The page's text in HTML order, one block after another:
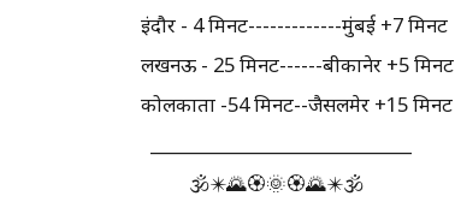
इंदौर - 4 मिनट-------------मुंबई +7 मिनट
लखनऊ - 25 मिनट------बीकानेर +5 मिनट
कोलकाता -54 मिनट--जैसलमेर +15 मिनट
🕉️✴️🌄🏵️🌞🏵️🌄✴️🕉️